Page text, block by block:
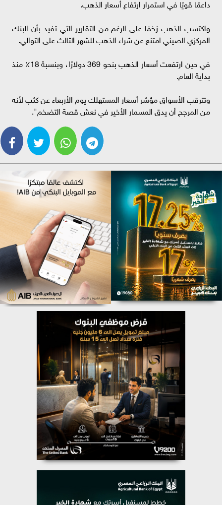
داعمًا قويًا في استمرار ارتفاع أسعار الذهب.
واكتسب الذهب زخمًا على الرغم من التقارير التي تفيد بأن البنك
المركزي الصيني امتنع عن شراء الذهب للشهر الثالث على التوالي.
في حين ارتفعت أسعار الذهب بنحو 369 دولارًا، وبنسبة 18٪ منذ
بداية العام.
وتترقب الأسواق مؤشر أسعار المستهلك يوم الأربعاء عن كثب لأنه
من المرجح أن يدق المسمار الأخير في نعش قصة التضخم".